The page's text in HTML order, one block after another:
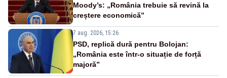
Moody’s: „România trebuie să revină la
creștere economică”
7 aug. 2026, 15:26
PSD, replică dură pentru Bolojan:
„România este într-o situație de forță
majoră”